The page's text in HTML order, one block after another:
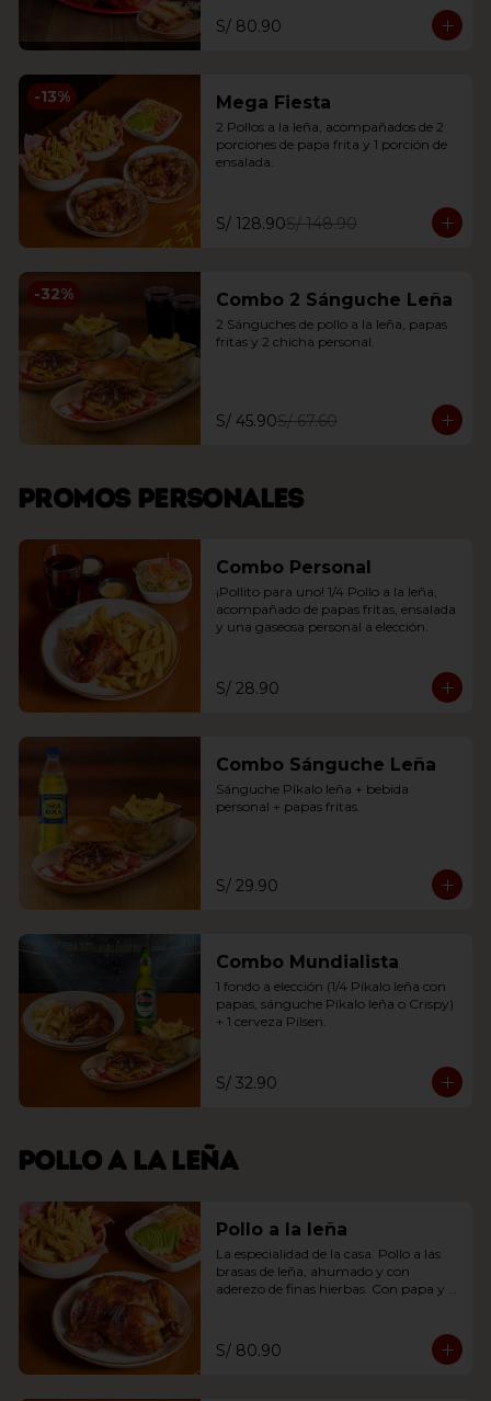
S/ 80.90
-13% Mega Fiesta
2 Pollos a la leña, acompañados de 2
porciones de papa frita y 1 porción de
ensalada.
S/ 128.90S/ 148.90
-32% Combo 2 Sánguche Leña
2 Sánguches de pollo a la leña, papas
fritas y 2 chicha personal.
S/ 45.90S/ 67.60
Promos personales
Combo Personal
¡Pollito para uno! 1/4 Pollo a la leña,
acompañado de papas fritas, ensalada
y una gaseosa personal a elección.
S/ 28.90
Combo Sánguche Leña
Sánguche Píkalo leña + bebida
personal + papas fritas.
S/ 29.90
Combo Mundialista
1 fondo a elección (1/4 Píkalo leña con
papas, sánguche Píkalo leña o Crispy)
+ 1 cerveza Pilsen.
S/ 32.90
Pollo a la leña
Pollo a la leña
La especialidad de la casa. Pollo a las
brasas de leña, ahumado y con
aderezo de finas hierbas. Con papa y
S/ 80.90